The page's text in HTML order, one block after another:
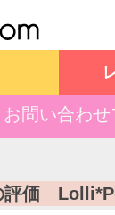
問い合わせ
の声
マフラータ
評価